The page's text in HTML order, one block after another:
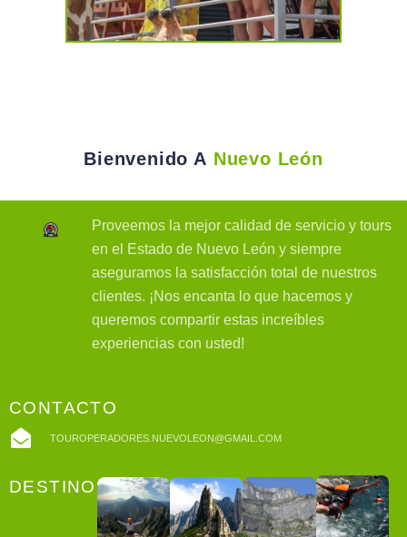
Bienvenido A Nuevo León
Proveemos la mejor calidad de servicio y tours
en el Estado de Nuevo León y siempre
aseguramos la satisfacción total de nuestros
clientes. ¡Nos encanta lo que hacemos y
queremos compartir estas increíbles
experiencias con usted!
CONTACTO
TOUROPERADORES.NUEVOLEON@GMAIL.COM
DESTINOS